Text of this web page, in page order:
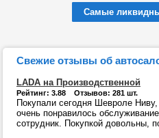
Самые
Свежие отзывы об
LADA на Производственной
Рейтинг: 3.88 Отзывов: 281 шт.
Покупали сегодня Шевроле
очень понравилось
сотрудник. Покупкой довольны,